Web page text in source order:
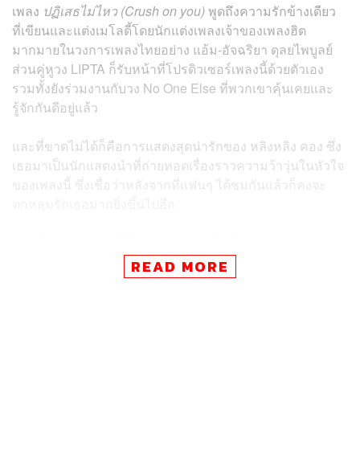
เพลง ปฏิเสธไม่ไหว (Crush on you)พูดถึงความรักข้างเดียว
ที่เขียนและแต่งเมโลดี้โดยนักแต่งเพลงเจ้าของเพลงฮิต
มากมายในวงการเพลงไทยอย่าง แอ้ม-อัจฉริยา ดุลยไพบูลย์
ส่วนคู่หูวง LIPTA ก็รับหน้าที่โปรดิวเซอร์เพลงนี้ด้วยตัวเอง
รวมทั้งยังร่วมงานกับวง No One Else ที่พวกเขาคุ้นเคยและ
รู้จักกันดีอยู่แล้ว
และที่ขาดไม่ได้ก็คือการแสดงสุดน่ารักของ หลิงหลิง คอง ซึ่ง
เธอมาเป็นนักแสดงนำที่ถ่ายทอดเรื่องราวความว้าวุ่นในหัวใจ
ของเพลงนี้ ซึ่งเชื่อว่าหลังจากที่แฟนๆ ได้ชมกันแล้วก็คงจะ
ของ LIPTA ที่หลิงหลิง คอง แสดงได้ที่นี่:
READ MORE